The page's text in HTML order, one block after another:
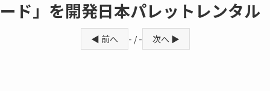
ード」を開発日本パレットレンタル
◀ 前へ - / - 次へ ▶